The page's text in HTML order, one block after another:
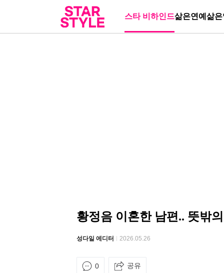
스타 비하인드삶은연예 삶
황정음 이혼한 남편.. 뜻밖
성다일 에디터 2026.05.26
0 공유